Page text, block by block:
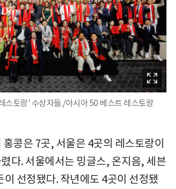
스토랑' 수상자들./아시아 50 베스트 레스토랑
콩은 7곳, 서울은 4곳의 레스토랑이
다. 서울에서는 밍글스, 온지음, 세븐
선정됐다. 작년에도 4곳이 선정됐